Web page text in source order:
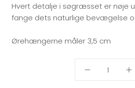
Hvert detalje i søgræsset er nøje
fange dets naturlige bevægelse
Ørehængerne måler 3,5 cm